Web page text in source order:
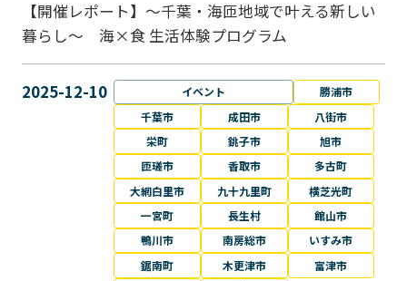
【開催レポート】～千葉・海匝地域で叶える新しい
暮らし～ 海×食 生活体験プログラム
2025-12-10 イベント
勝浦市
千葉市
成田市
八街市
栄町
銚子市
旭市
匝瑳市
香取市
多古町
大網白里市
九十九里町
横芝光町
一宮町
長生村
館山市
鴨川市
南房総市
いすみ市
鋸南町
木更津市
富津市